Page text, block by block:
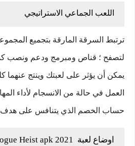
اللعب الجماعي الاستراتيجي
لتصفح ؛ قناص ومبرمج ودعم ونصب
يمكن أن يؤثر على لعبتك وينتج عنهما
العمل في حالة من الانسجام لأداء
حساب الخصم الذي يتنافس على هدف
اوضاع لعبة Rogue Heist apk 2021